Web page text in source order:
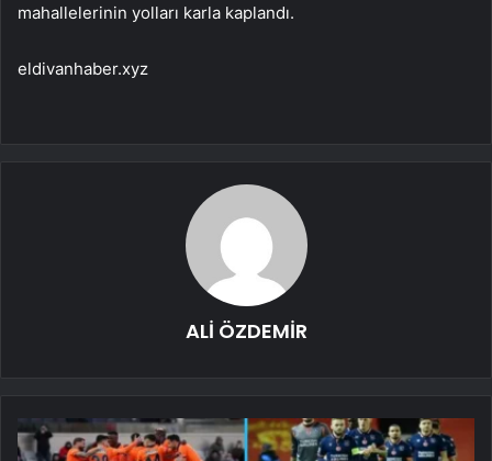
mahallelerinin yolları karla kaplandı.
eldivanhaber.xyz
ALİ ÖZDEMİR